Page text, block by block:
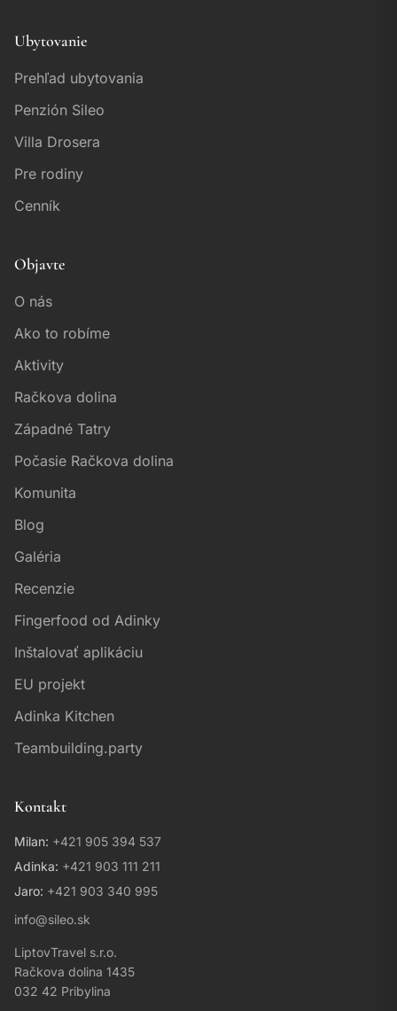
Ubytovanie
Prehľad ubytovania
Penzión Sileo
Villa Drosera
Pre rodiny
Cenník
Objavte
O nás
Ako to robíme
Aktivity
Račkova dolina
Západné Tatry
Počasie Račkova dolina
Komunita
Blog
Galéria
Recenzie
Fingerfood od Adinky
Inštalovať aplikáciu
EU projekt
Adinka Kitchen
Teambuilding.party
Kontakt
Milan: +421 905 394 537
Adinka: +421 903 111 211
Jaro: +421 903 340 995
info@sileo.sk
LiptovTravel s.r.o.
Račkova dolina 1435
032 42 Pribylina
Asistent Sileo & Drosera
Ahoj! 👋 Som váš asistent pre
ubytovanie v Račkovej doline. Ako
vám môžem pomôcť?